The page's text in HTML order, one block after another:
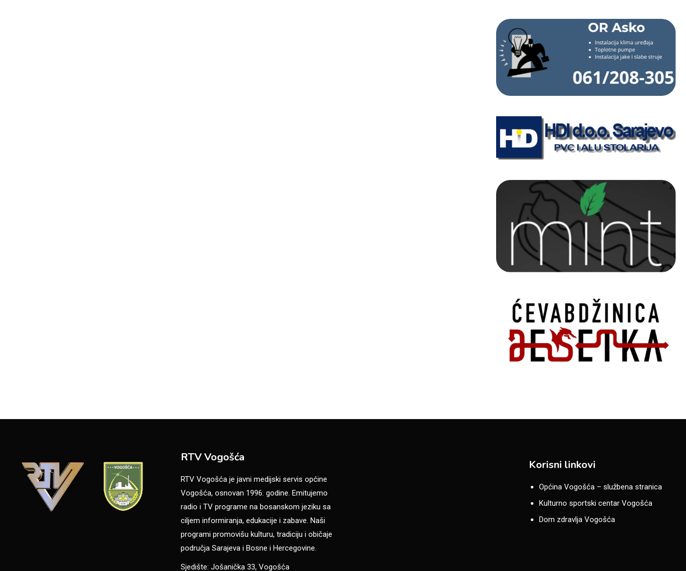
RTV Vogošća
RTV Vogošća je javni medijski servis općine
Vogošća, osnovan 1996. godine. Emitujemo
radio i TV programe na bosanskom jeziku sa
ciljem informiranja, edukacije i zabave. Naši
programi promovišu kulturu, tradiciju i običaje
područja Sarajeva i Bosne i Hercegovine.
Sjedište: Jošanička 33, Vogošća
Korisni linkovi
Općina Vogošća – službena stranica
Kulturno sportski centar Vogošća
Dom zdravlja Vogošća